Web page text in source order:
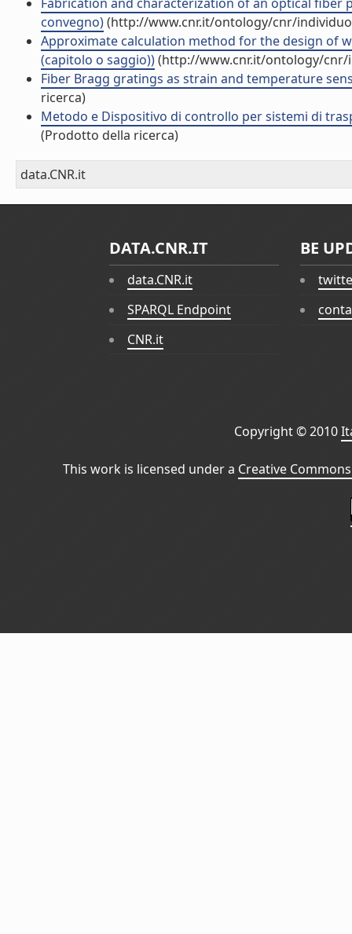
convegno)(http://www.cnr.it/ontology/cnr/
Approximate calculation method for the design of
(capitolo o saggio))(http://www.cnr.it/ontology/
Fiber Bragg gratings as strain and temperature
ricerca)
Metodo e Dispositivo di controllo per sistemi di
(Prodotto della ricerca)
data.CNR.it
DATA.CNR.IT
data.CNR.it
SPARQL Endpoint
CNR.it
BE
Copyright © 2010
This work is licensed under a Creative